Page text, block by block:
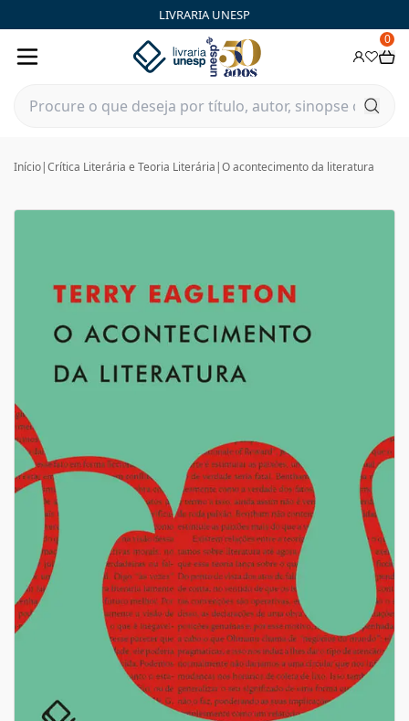
LIVRARIA UNESP
0
Início|Crítica Literária e Teoria Literária |O acontecimento da literatura